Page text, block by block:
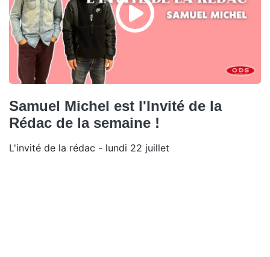
Samuel Michel est l'Invité de la
Rédac de la semaine !
L'invité de la rédac - lundi 22 juillet